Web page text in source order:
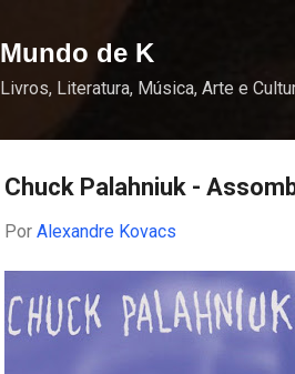
Mundo de K
Livros, Literatura, Música, Arte e
Chuck Palahniuk -
Por Alexandre Kovacs